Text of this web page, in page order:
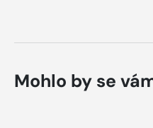
Mohlo by se